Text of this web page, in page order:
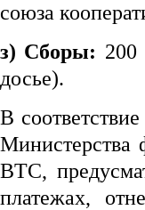
союза
з) Сборы: 200
досье).
В
Министерства
BTC,
платежах,